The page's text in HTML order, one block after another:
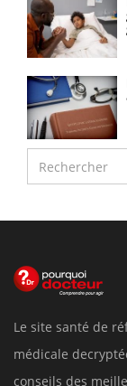
Le site santé de
médicale
conseils des